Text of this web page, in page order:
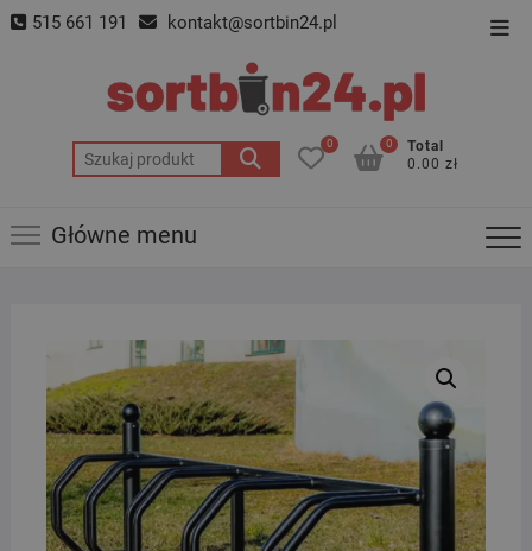
Skip 515 661 191 kontakt@sortbin24.pl
Szukaj:
0
Total
0.00 zł
0
Główne menu